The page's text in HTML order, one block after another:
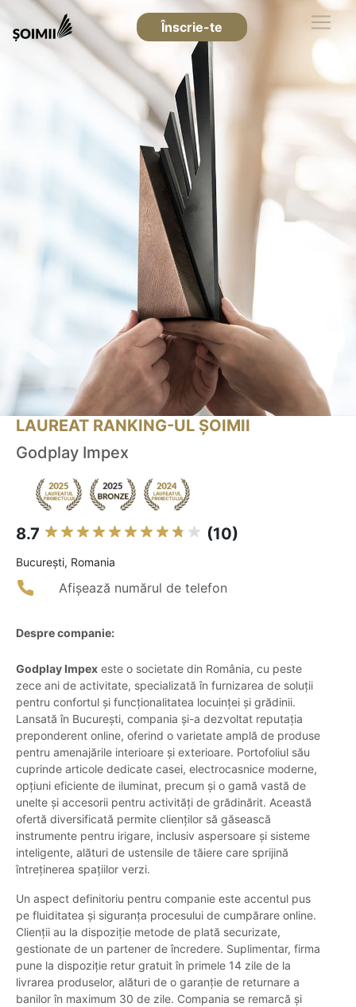
Înscrie-te
LAUREAT RANKING-UL ȘOIMII
Godplay Impex
8.7 (10)
Bucureşti, Romania
Afișează numărul de telefon
Despre companie:
Godplay Impex este o societate din România, cu peste
zece ani de activitate, specializată în furnizarea de soluții
pentru confortul și funcționalitatea locuinței și grădinii.
Lansată în București, compania și-a dezvoltat reputația
preponderent online, oferind o varietate amplă de produse
pentru amenajările interioare și exterioare. Portofoliul său
cuprinde articole dedicate casei, electrocasnice moderne,
opțiuni eficiente de iluminat, precum și o gamă vastă de
unelte și accesorii pentru activități de grădinărit. Această
ofertă diversificată permite clienților să găsească
instrumente pentru irigare, inclusiv aspersoare și sisteme
inteligente, alături de ustensile de tăiere care sprijină
întreținerea spațiilor verzi.
Un aspect definitoriu pentru companie este accentul pus
pe fluiditatea și siguranța procesului de cumpărare online.
Clienții au la dispoziție metode de plată securizate,
gestionate de un partener de încredere. Suplimentar, firma
pune la dispoziție retur gratuit în primele 14 zile de la
livrarea produselor, alături de o garanție de returnare a
banilor în maximum 30 de zile. Compania se remarcă și